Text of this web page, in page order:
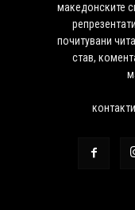
македонските
почитувани
став,